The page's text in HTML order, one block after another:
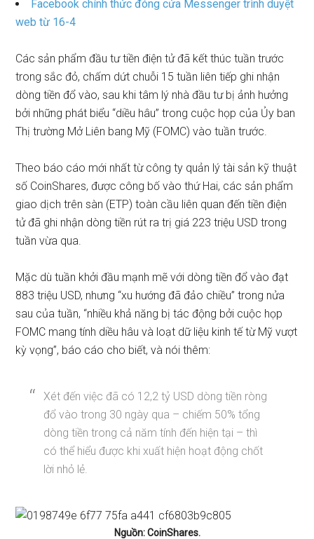
Facebook chính thức đóng cửa Messenger trình duyệt
web từ 16-4
Các sản phẩm đầu tư tiền điện tử đã kết thúc tuần trước
trong sắc đỏ, chấm dứt chuỗi 15 tuần liên tiếp ghi nhận
dòng tiền đổ vào, sau khi tâm lý nhà đầu tư bị ảnh hưởng
bởi những phát biểu “diều hâu” trong cuộc họp của Ủy ban
Thị trường Mở Liên bang Mỹ (FOMC) vào tuần trước.
Theo báo cáo mới nhất từ công ty quản lý tài sản kỹ thuật
số CoinShares, được công bố vào thứ Hai, các sản phẩm
giao dịch trên sàn (ETP) toàn cầu liên quan đến tiền điện
tử đã ghi nhận dòng tiền rút ra trị giá 223 triệu USD trong
tuần vừa qua.
Mặc dù tuần khởi đầu mạnh mẽ với dòng tiền đổ vào đạt
883 triệu USD, nhưng “xu hướng đã đảo chiều” trong nửa
sau của tuần, “nhiều khả năng bị tác động bởi cuộc họp
FOMC mang tính diều hâu và loạt dữ liệu kinh tế từ Mỹ vượt
kỳ vọng”, báo cáo cho biết, và nói thêm:
Xét đến việc đã có 12,2 tỷ USD dòng tiền ròng
đổ vào trong 30 ngày qua – chiếm 50% tổng
dòng tiền trong cả năm tính đến hiện tại – thì
có thể hiểu được khi xuất hiện hoạt động chốt
lời nhỏ lẻ.
Nguồn: CoinShares.